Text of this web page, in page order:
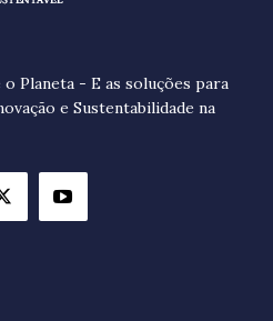
Planeta - E as soluções para
e Sustentabilidade na